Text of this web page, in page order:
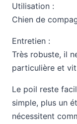
Utilisation :
Chien de
Entretien :
Très robuste, il
particulière et
Le poil reste
simple, plus un
nécessitent